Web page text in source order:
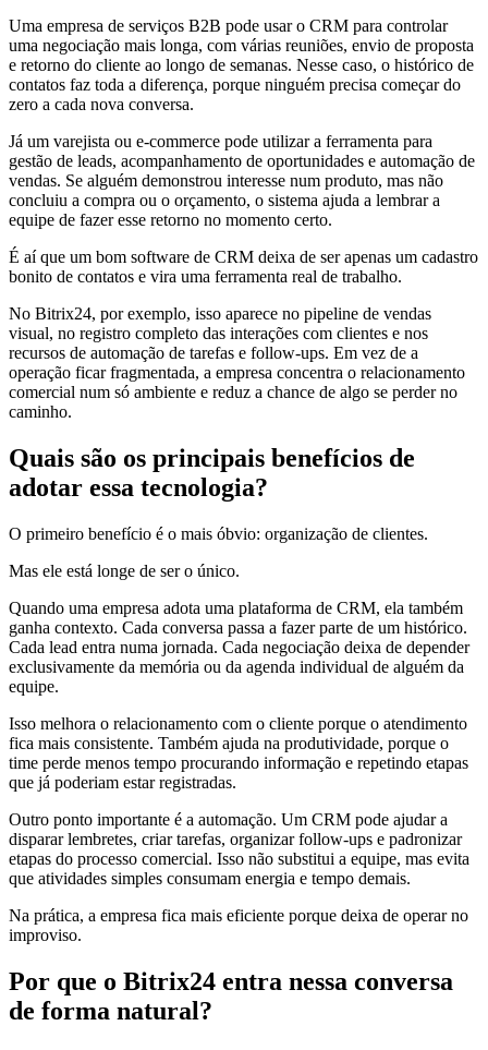
Uma empresa de serviços B2B pode usar o CRM para controlar
uma negociação mais longa, com várias reuniões, envio de proposta
e retorno do cliente ao longo de semanas. Nesse caso, o histórico de
contatos faz toda a diferença, porque ninguém precisa começar do
zero a cada nova conversa.
Já um varejista ou e-commerce pode utilizar a ferramenta para
gestão de leads, acompanhamento de oportunidades e automação de
vendas. Se alguém demonstrou interesse num produto, mas não
concluiu a compra ou o orçamento, o sistema ajuda a lembrar a
equipe de fazer esse retorno no momento certo.
É aí que um bom software de CRM deixa de ser apenas um cadastro
bonito de contatos e vira uma ferramenta real de trabalho.
No Bitrix24, por exemplo, isso aparece no pipeline de vendas
visual, no registro completo das interações com clientes e nos
recursos de automação de tarefas e follow-ups. Em vez de a
operação ficar fragmentada, a empresa concentra o relacionamento
comercial num só ambiente e reduz a chance de algo se perder no
caminho.
Quais são os principais benefícios de
adotar essa tecnologia?
O primeiro benefício é o mais óbvio: organização de clientes.
Mas ele está longe de ser o único.
Quando uma empresa adota uma plataforma de CRM, ela também
ganha contexto. Cada conversa passa a fazer parte de um histórico.
Cada lead entra numa jornada. Cada negociação deixa de depender
exclusivamente da memória ou da agenda individual de alguém da
equipe.
Isso melhora o relacionamento com o cliente porque o atendimento
fica mais consistente. Também ajuda na produtividade, porque o
time perde menos tempo procurando informação e repetindo etapas
que já poderiam estar registradas.
Outro ponto importante é a automação. Um CRM pode ajudar a
disparar lembretes, criar tarefas, organizar follow-ups e padronizar
etapas do processo comercial. Isso não substitui a equipe, mas evita
que atividades simples consumam energia e tempo demais.
Na prática, a empresa fica mais eficiente porque deixa de operar no
improviso.
Por que o Bitrix24 entra nessa conversa
de forma natural?